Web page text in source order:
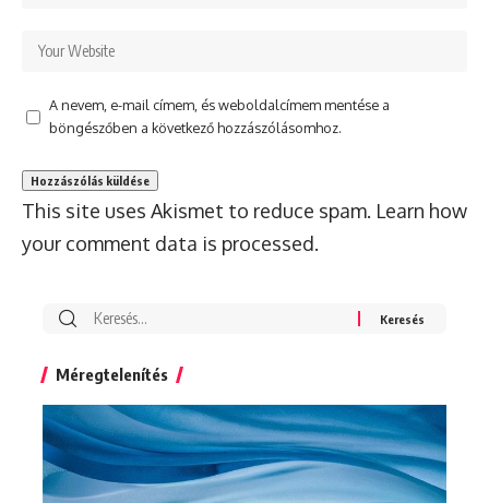
A nevem, e-mail címem, és weboldalcímem mentése a
böngészőben a következő hozzászólásomhoz.
This site uses Akismet to reduce spam. Learn how
your comment data is processed.
Search
Méregtelenítés